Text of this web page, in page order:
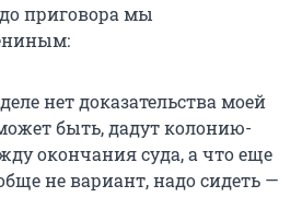
приговора мы
нет доказательства моей
быть, дадут колонию-
окончания суда, а что еще
не вариант, надо сидеть —